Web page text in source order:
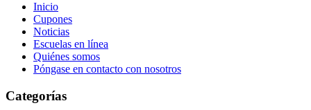
Inicio
Cupones
Noticias
Escuelas en línea
Quiénes somos
Póngase en contacto con nosotros
Categorías